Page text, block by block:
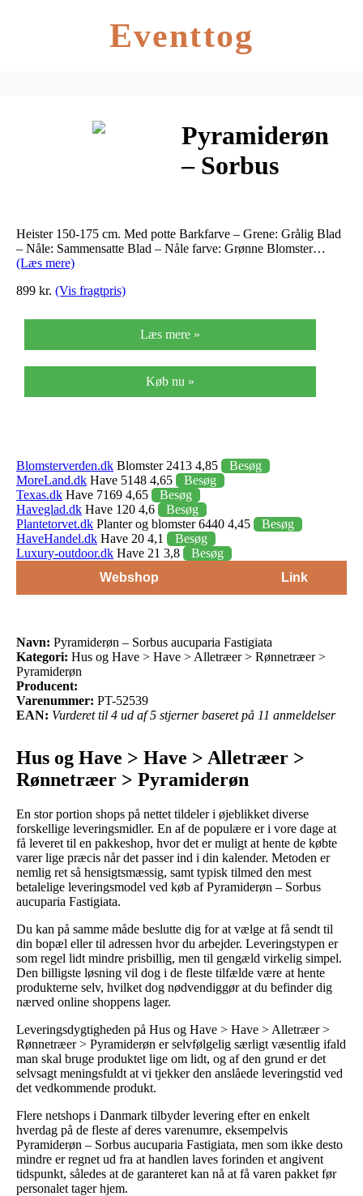
Eventtog
Pyramiderøn
– Sorbus
Fastigiata
Heister 150-175 cm. Med potte Barkfarve – Grene: Grålig Blad
– Nåle: Sammensatte Blad – Nåle farve: Grønne Blomster…
(Læs mere)
899 kr. (Vis fragtpris)
Læs mere »
Køb nu »
Blomsterverden.dk Blomster 2413 4,85
Besøg
MoreLand.dk Have 5148 4,65
Besøg
Texas.dk Have 7169 4,65
Besøg
Haveglad.dk Have 120 4,6
Besøg
Plantetorvet.dk Planter og blomster 6440 4,45
Besøg
HaveHandel.dk Have 20 4,1
Besøg
Luxury-outdoor.dk Have 21 3,8
Besøg
Webshop
Link
Navn: Pyramiderøn – Sorbus aucuparia Fastigiata
Kategori: Hus og Have > Have > Alletræer > Rønnetræer >
Pyramiderøn
Producent:
Varenummer: PT-52539
EAN: Vurderet til 4 ud af 5 stjerner baseret på 11 anmeldelser
Hus og Have > Have > Alletræer >
Rønnetræer > Pyramiderøn
En stor portion shops på nettet tildeler i øjeblikket diverse
forskellige leveringsmidler. En af de populære er i vore dage at
få leveret til en pakkeshop, hvor det er muligt at hente de købte
varer lige præcis når det passer ind i din kalender. Metoden er
nemlig ret så hensigtsmæssig, samt typisk tilmed den mest
betalelige leveringsmodel ved køb af Pyramiderøn – Sorbus
aucuparia Fastigiata.
Du kan på samme måde beslutte dig for at vælge at få sendt til
din bopæl eller til adressen hvor du arbejder. Leveringstypen er
som regel lidt mindre prisbillig, men til gengæld virkelig simpel.
Den billigste løsning vil dog i de fleste tilfælde være at hente
produkterne selv, hvilket dog nødvendiggør at du befinder dig
nærved online shoppens lager.
Leveringsdygtigheden på Hus og Have > Have > Alletræer >
Rønnetræer > Pyramiderøn er selvfølgelig særligt væsentlig ifald
man skal bruge produktet lige om lidt, og af den grund er det
selvsagt meningsfuldt at vi tjekker den anslåede leveringstid ved
det vedkommende produkt.
Flere netshops i Danmark tilbyder levering efter en enkelt
hverdag på de fleste af deres varenumre, eksempelvis
Pyramiderøn – Sorbus aucuparia Fastigiata, men som ikke desto
mindre er regnet ud fra at handlen laves forinden et angivent
tidspunkt, således at de garanteret kan nå at få varen pakket før
personalet tager hjem.